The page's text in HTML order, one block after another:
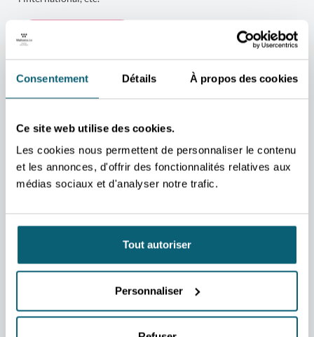
Consentement Détails À propos des cookies
Ce site web utilise des cookies.
Les cookies nous permettent de personnaliser le contenu
et les annonces, d'offrir des fonctionnalités relatives aux
médias sociaux et d'analyser notre trafic.
Tout autoriser
Personnaliser
EquisFair asbl
Formations linguistiques réservée aux membres du Cluster.